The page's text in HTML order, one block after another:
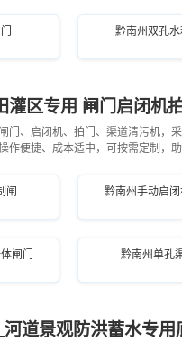
黔南州双孔水
灌区专用 闸门启闭机
、启闭机、拍门、渠道清污机，
作便捷、成本适中，可按需定制，
闸 黔南州手动启闭
闸门 黔南州单孔
道景观防洪蓄水专